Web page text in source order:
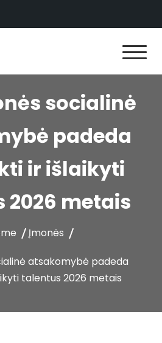
socialinė
padeda
ir išlaikyti
2026 metais
Įmonės
atsakomybė padeda
talentus 2026 metais